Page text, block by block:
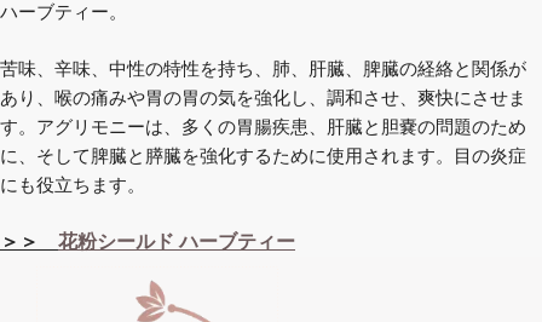
ハーブティー。
苦味、辛味、中性の特性を持ち、肺、肝臓、脾臓の経絡と関係が
あり、喉の痛みや胃の胃の気を強化し、調和させ、爽快にさせま
す。アグリモニーは、多くの胃腸疾患、肝臓と胆嚢の問題のため
に、そして脾臓と膵臓を強化するために使用されます。目の炎症
にも役立ちます。
＞＞ 花粉シールド ハーブティー